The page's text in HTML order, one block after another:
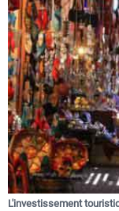
L'investissement